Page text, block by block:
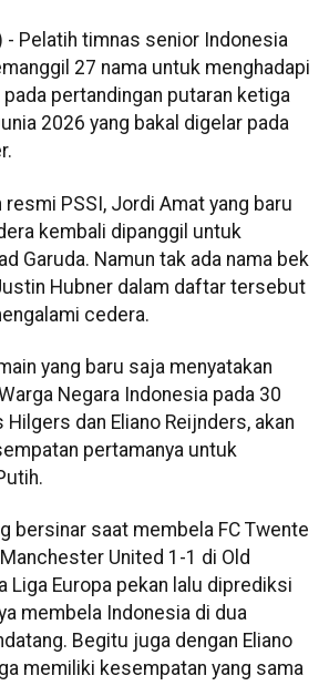
- Pelatih timnas senior Indonesia
27 nama untuk menghadapi
pada pertandingan putaran ketiga
2026 yang bakal digelar pada
resmi PSSI, Jordi Amat yang baru
kembali dipanggil untuk
Garuda. Namun tak ada nama bek
Hubner dalam daftar tersebut
cedera.
yang baru saja menyatakan
Negara Indonesia pada 30
dan Eliano Reijnders, akan
pertamanya untuk
bersinar saat membela FC Twente
United 1-1 di Old
Liga Europa pekan lalu diprediksi
membela Indonesia di dua
Begitu juga dengan Eliano
memiliki kesempatan yang sama